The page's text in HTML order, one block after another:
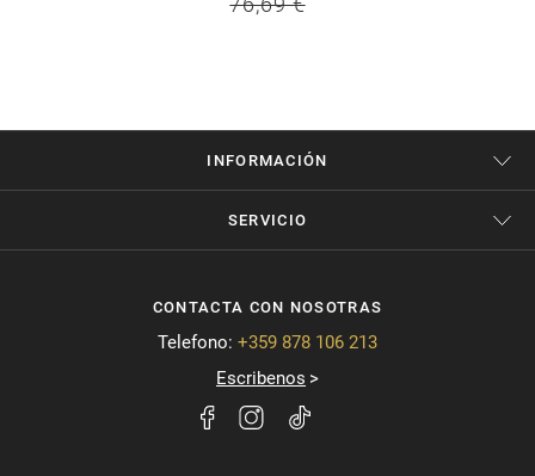
INFORMACIÓN
SERVICIO
CONTACTA CON NOSOTRAS
Telefono: +359 878 106 213
Escribenos